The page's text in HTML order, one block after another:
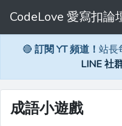
CodeLove 愛寫扣論
🔴 訂閱 YT 頻道！ 站長
LINE 社
成語小遊戲